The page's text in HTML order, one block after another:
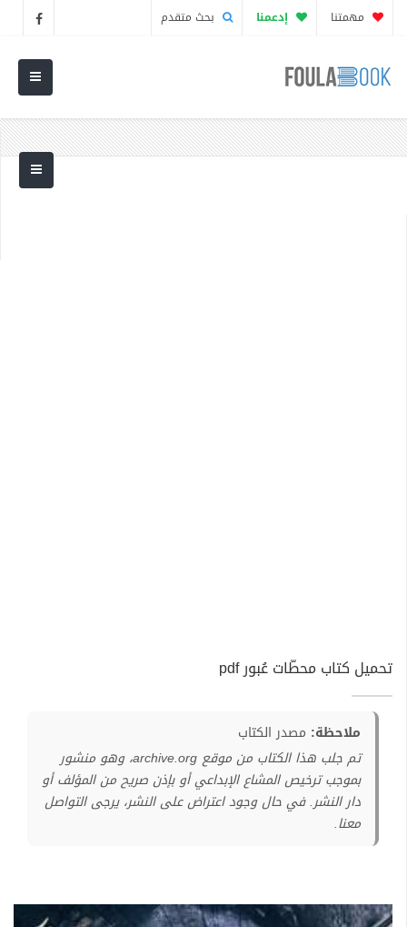
مهمتنا إدعمنا بحث متقدم
تحميل كتاب محطّات عُبور pdf
ملاحظة: مصدر الكتاب
تم جلب هذا الكتاب من موقع archive.org، وهو منشور
بموجب ترخيص المشاع الإبداعي أو بإذن صريح من المؤلف أو
دار النشر. في حال وجود اعتراض على النشر، يرجى التواصل
معنا.